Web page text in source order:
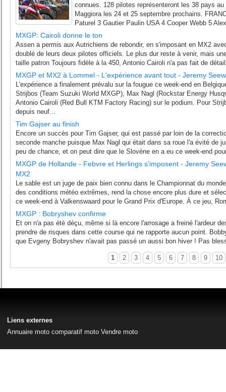
connues. 128 pilotes représenteront les 38 pays
Maggiora les 24 et 25 septembre prochains.
Paturel 3 Gautier Paulin USA 4 Cooper Webb 5
MXGP: Cairoli donne le ton
Assen a permis aux Autrichiens de rebondir, en s'imposant en MX2
doublé de leurs deux pilotes officiels. Le plus dur reste à venir, mais
taille patron Toujours fidèle à la 450, Antonio Cairoli n'a pas fait de
MXGP et MX2 à Lommel - L'expérience avant tout - Jeremy
L'expérience a finalement prévalu sur la fougue ce week-end en
Strijbos (Team Suzuki World MXGP), Max Nagl (Rockstar Energy
Antonio Cairoli (Red Bull KTM Factory Racing) sur le podium. Pour
depuis neuf...
Tim Gajser au finish
Encore un succès pour Tim Gajser, qui est passé par loin de la
seconde manche puisque Max Nagl qui était dans sa roue l'a évité de
peu de chance, et on peut dire que le Slovène en a eu ce week-end
MXGP de Hollande - Febvre et Herlings s'imposent - Jeremy
MX2
Le sable est un juge de paix bien connu dans le Championnat du
des conditions météo extrêmes, rend la chose encore plus dure et
ce week-end à Valkenswaard pour le Grand Prix d'Europe. À ce jeu,
MXGP : Bobryshev confirme
Et on n'a pas été déçu, même si là encore l'arrosage a freiné l'ardeur
prendre de risques dans cette course qui ne rapporte aucun point.
que Evgeny Bobryshev n'avait pas passé un aussi bon hiver ! Pas
1 2 3 4 5 6 7 8 9 10
Liens externes
Annuaire moto comparatif moto Vendre moto